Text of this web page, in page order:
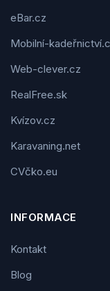
eBar.cz
Mobilní-
Web-clever.cz
RealFree.sk
Kvízov.cz
Karavaning.net
CVčko.eu
INFORMACE
Kontakt
Blog